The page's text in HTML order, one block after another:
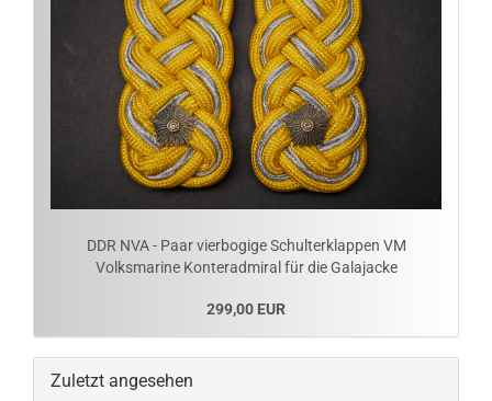
DDR NVA - Paar vierbogige Schulterklappen VM
Volksmarine Konteradmiral für die Galajacke
299,00 EUR
Zuletzt angesehen